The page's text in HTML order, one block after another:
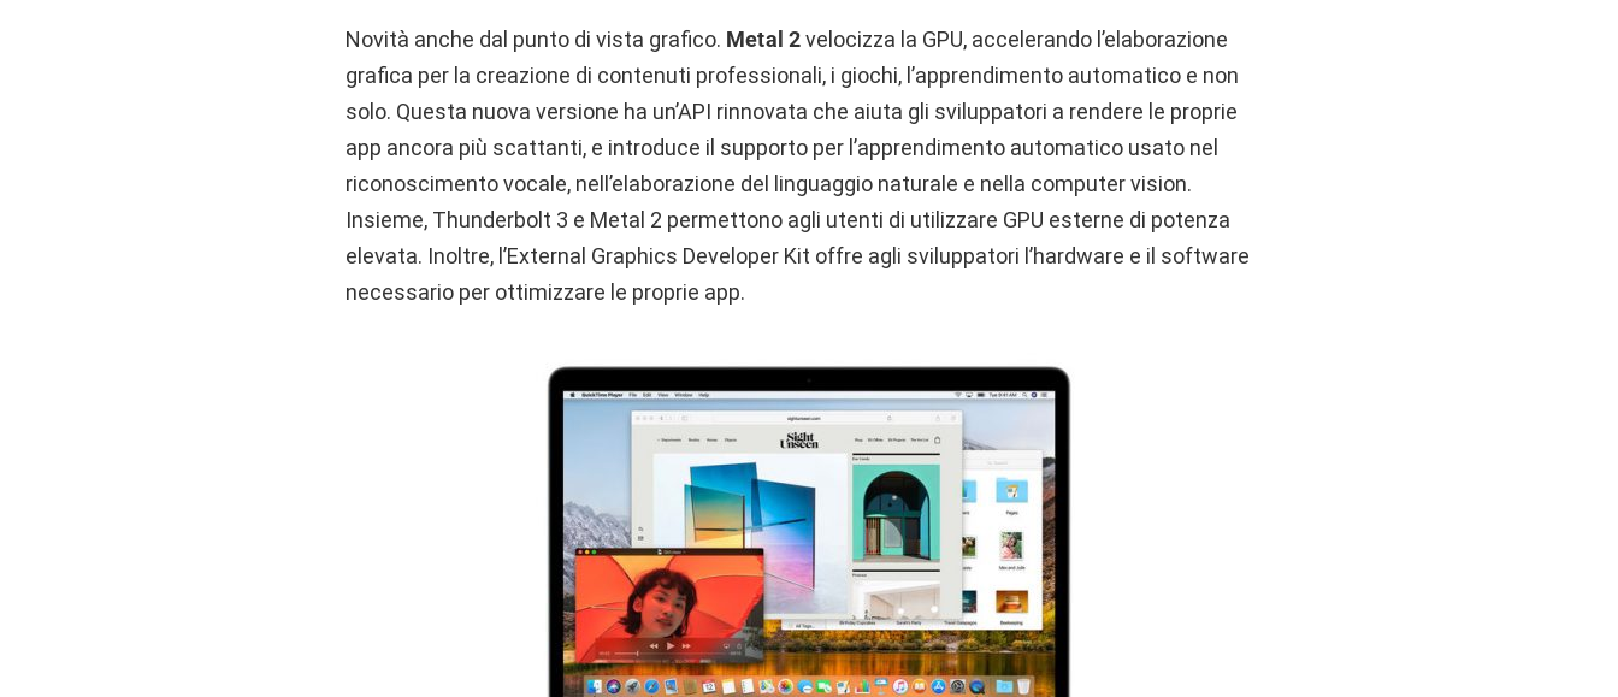
Novità anche dal punto di vista grafico. Metal 2velocizza la GPU, accelerando l’elaborazione
grafica per la creazione di contenuti professionali, i giochi, l’apprendimento automatico e non
solo. Questa nuova versione ha un’API rinnovata che aiuta gli sviluppatori a rendere le proprie
app ancora più scattanti, e introduce il supporto per l’apprendimento automatico usato nel
riconoscimento vocale, nell’elaborazione del linguaggio naturale e nella computer vision.
Insieme, Thunderbolt 3 e Metal 2 permettono agli utenti di utilizzare GPU esterne di potenza
elevata. Inoltre, l’External Graphics Developer Kit offre agli sviluppatori l’hardware e il software
necessario per ottimizzare le proprie app.